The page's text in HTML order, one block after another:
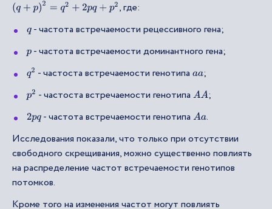
(q +p )2= q2+2pq+p2
, где:
q- частота встречаемости рецессивного гена;
p- частота встречаемости доминантного гена;
q2 - частоста встречаемости генотипаaa ;
p2 - частоста встречаемости генотипа AA;
2pq- частота встречаемости генотипаAa.
Исследования показали, что только при отсутствии
свободного скрещивания, можно существенно повлиять
на распределение частот встречаемости генотипов
потомков.
Кроме того на изменения частот могут повлиять